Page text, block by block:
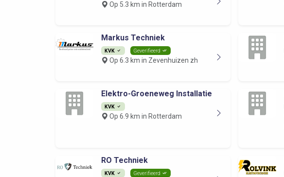
Op 5.3 km in Rotterdam
Markus Techniek
KVK Geverifieerd
Op 6.3 km in Zevenhuizen zh
Elektro-Groeneweg Installatie
KVK
Op 6.9 km in Rotterdam
RO Techniek
KVK Geverifieerd